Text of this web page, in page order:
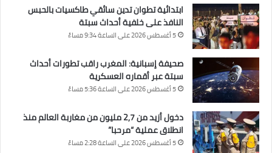
ابتدائية تطوان تدين سائقي طاكسيات بالحبس
النافذ على خلفية أحداث سبتة
5 أغسطس 2026 على الساعة 9:34 مساءً
صحيفة إسبانية: المغرب راقب تطورات أحداث
سبتة عبر أقماره العسكرية
5 أغسطس 2026 على الساعة 5:36 مساءً
دخول أزيد من 2,7 مليون من مغاربة العالم منذ
انطلاق عملية “مرحبا”
5 أغسطس 2026 على الساعة 2:28 مساءً